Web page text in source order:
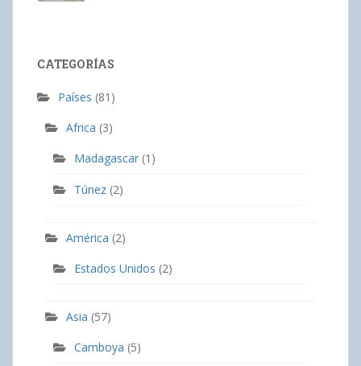
CATEGORÍAS
Países (81)
Africa (3)
Madagascar (1)
Túnez (2)
América (2)
Estados Unidos (2)
Asia (57)
Camboya (5)